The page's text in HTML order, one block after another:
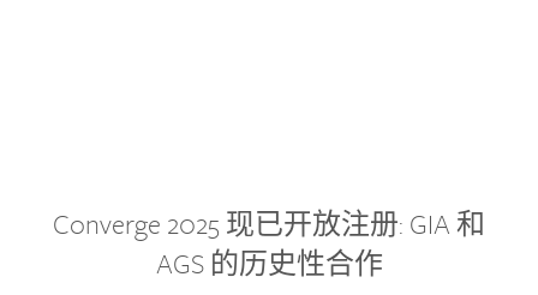
Converge 2025 现已开放注册: GIA 和
AGS 的历史性合作